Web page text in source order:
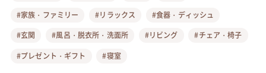
#家族・ファミリー
#リラックス
#食器・ディッシュ
#玄関
#風呂・脱衣所・洗面所 #リビング
#チェア・椅子
#プレゼント・ギフト
#寝室